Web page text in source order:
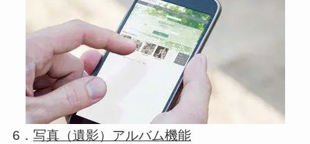
6． 写真（遺影）アルバム機能